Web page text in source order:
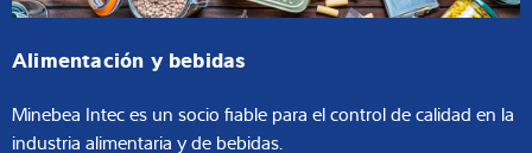
Alimentación y bebidas
Minebea Intec es un socio fiable para el control de calidad en la
industria alimentaria y de bebidas.